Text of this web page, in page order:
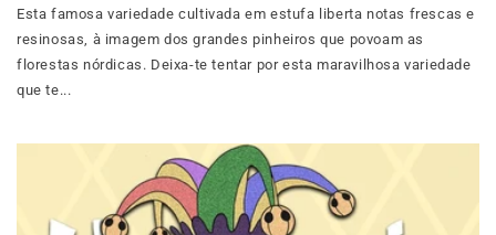
Esta famosa variedade cultivada em estufa liberta notas frescas e
resinosas, à imagem dos grandes pinheiros que povoam as
florestas nórdicas. Deixa-te tentar por esta maravilhosa variedade
que te...